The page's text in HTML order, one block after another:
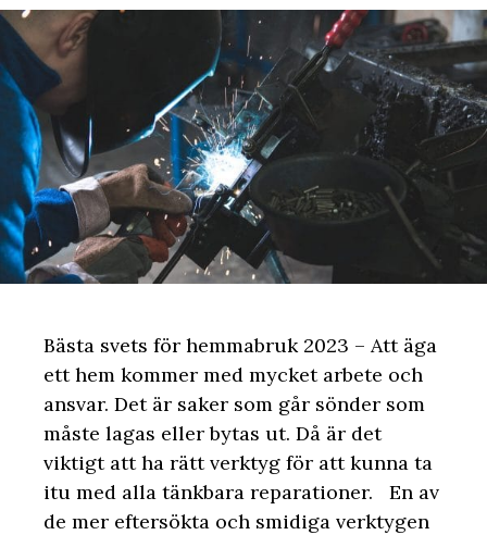
Bästa svets för hemmabruk 2023 – Att äga
ett hem kommer med mycket arbete och
ansvar. Det är saker som går sönder som
måste lagas eller bytas ut. Då är det
viktigt att ha rätt verktyg för att kunna ta
itu med alla tänkbara reparationer. En av
de mer eftersökta och smidiga verktygen